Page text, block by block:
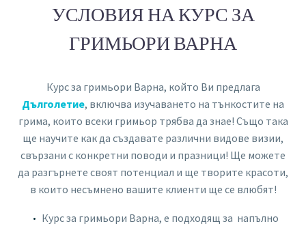
УСЛОВИЯ НА КУРС ЗА
ГРИМЬОРИ ВАРНА
Курс за гримьори Варна, който Ви предлага
Дълголетие, включва изучаването на тънкостите на
грима, които всеки гримьор трябва да знае! Също така
ще научите как да създавате различни видове визии,
свързани с конкретни поводи и празници! Ще можете
да разгърнете своят потенциал и ще творите красоти,
в които несъмнено вашите клиенти ще се влюбят!
Курс за гримьори Варна, е подходящ за напълно